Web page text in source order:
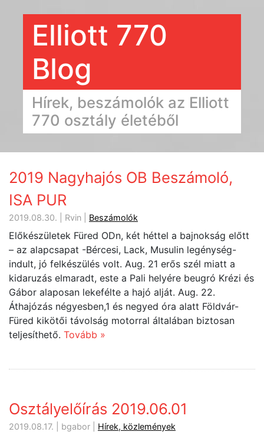
Elliott 770
Blog
Hírek, beszámolók az Elliott
770 osztály életéből
2019 Nagyhajós OB Beszámoló,
ISA PUR
2019.08.30. | Rvin | Beszámolók
Előkészületek Füred ODn, két héttel a bajnokság előtt
– az alapcsapat -Bércesi, Lack, Musulin legénység-
indult, jó felkészülés volt. Aug. 21 erős szél miatt a
kidaruzás elmaradt, este a Pali helyére beugró Krézi és
Gábor alaposan lekefélte a hajó alját. Aug. 22.
Áthajózás négyesben,1 és negyed óra alatt Földvár-
Füred kikötői távolság motorral általában biztosan
teljesíthető. Tovább »
Osztályelőírás 2019.06.01
2019.08.17. | bgabor | Hírek, közlemények